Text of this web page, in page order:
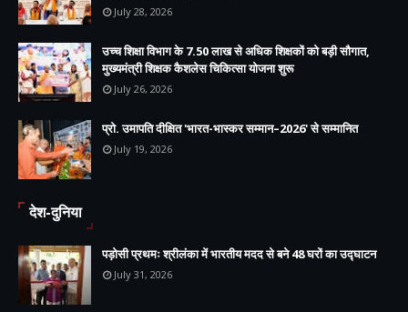
July 28, 2026
उच्च शिक्षा विभाग के 7.50 लाख से अधिक शिक्षकों को बड़ी सौगात,
मुख्यमंत्री शिक्षक कैशलेस चिकित्सा योजना शुरू
July 26, 2026
प्रो. उमापति दीक्षित 'भारत-भास्कर सम्मान–2026' से सम्मानित
July 19, 2026
देश-दुनिया
पड़ोसी प्रथमः श्रीलंका में भारतीय मदद से बने 48 घरों का उद्घाटन
July 31, 2026